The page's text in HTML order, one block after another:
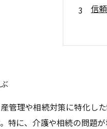
信
相
実
管理や相続対策に特化し
特に、介護や相続の問題